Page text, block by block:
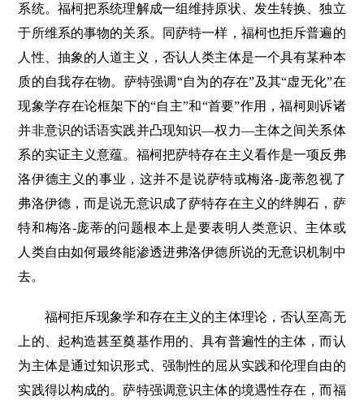
系统。福柯把系统理解成一组维持原状、发生转换、独立
于所维系的事物的关系。同萨特一样，福柯也拒斥普遍的
人性、抽象的人道主义，否认人类主体是一个具有某种本
质的自我存在物。萨特强调“自为的存在”及其“虚无化”在
现象学存在论框架下的“自主”和“首要”作用，福柯则诉诸
并非意识的话语实践并凸现知识—权力—主体之间关系体
系的实证主义意蕴。福柯把萨特存在主义看作是一项反弗
洛伊德主义的事业，这并不是说萨特或梅洛-庞蒂忽视了
弗洛伊德，而是说无意识成了萨特存在主义的绊脚石，萨
特和梅洛-庞蒂的问题根本上是要表明人类意识、主体或
人类自由如何最终能渗透进弗洛伊德所说的无意识机制中
去。
福柯拒斥现象学和存在主义的主体理论，否认至高无
上的、起构造甚至奠基作用的、具有普遍性的主体，而认
为主体是通过知识形式、强制性的屈从实践和伦理自由的
实践得以构成的。萨特强调意识主体的境遇性存在，而福